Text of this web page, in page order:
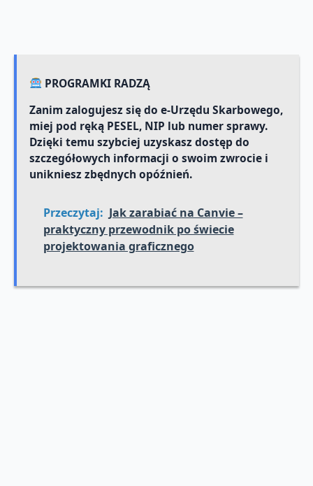
PROGRAMKI RADZĄ
Zanim zalogujesz się do e-Urzędu Skarbowego,
miej pod ręką PESEL, NIP lub numer sprawy.
Dzięki temu szybciej uzyskasz dostęp do
szczegółowych informacji o swoim zwrocie i
unikniesz zbędnych opóźnień.
Przeczytaj: Jak zarabiać na Canvie –
praktyczny przewodnik po świecie
projektowania graficznego